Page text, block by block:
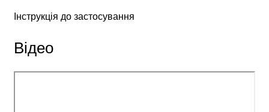
Інструкція до застосування
Відео